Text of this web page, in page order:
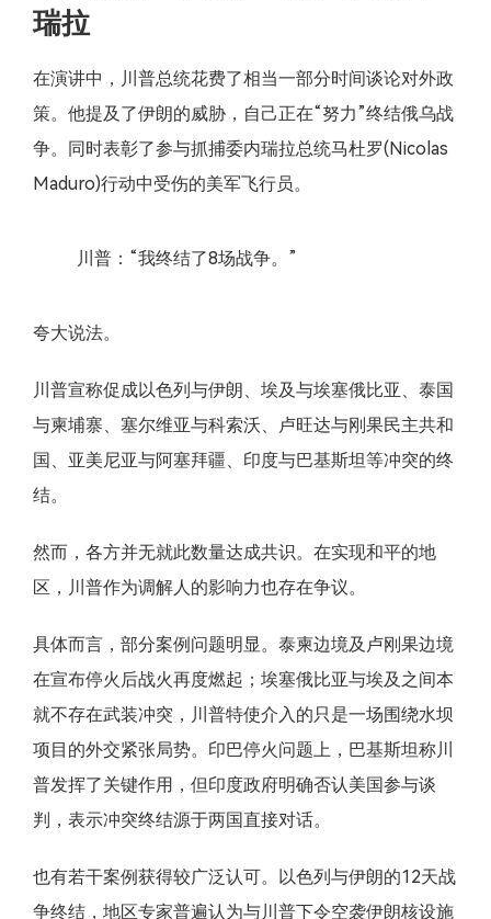
瑞拉
在演讲中，川普总统花费了相当一部分时间谈论对外政
策。他提及了伊朗的威胁，自己正在“努力”终结俄乌战
争。同时表彰了参与抓捕委内瑞拉总统马杜罗(Nicolas
Maduro)行动中受伤的美军飞行员。
川普：“我终结了8场战争。”
夸大说法。
川普宣称促成以色列与伊朗、埃及与埃塞俄比亚、泰国
与柬埔寨、塞尔维亚与科索沃、卢旺达与刚果民主共和
国、亚美尼亚与阿塞拜疆、印度与巴基斯坦等冲突的终
结。
然而，各方并无就此数量达成共识。在实现和平的地
区，川普作为调解人的影响力也存在争议。
具体而言，部分案例问题明显。泰柬边境及卢刚果边境
在宣布停火后战火再度燃起；埃塞俄比亚与埃及之间本
就不存在武装冲突，川普特使介入的只是一场围绕水坝
项目的外交紧张局势。印巴停火问题上，巴基斯坦称川
普发挥了关键作用，但印度政府明确否认美国参与谈
判，表示冲突终结源于两国直接对话。
也有若干案例获得较广泛认可。以色列与伊朗的12天战
争终结，地区专家普遍认为与川普下令空袭伊朗核设施